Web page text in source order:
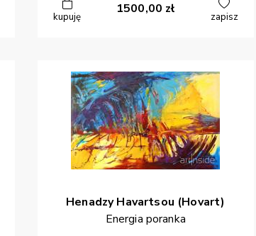
kupuję
1500,00 zł
zapisz
Henadzy Havartsou (Hovart)
Energia poranka